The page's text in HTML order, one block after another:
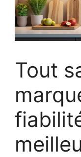
Tout